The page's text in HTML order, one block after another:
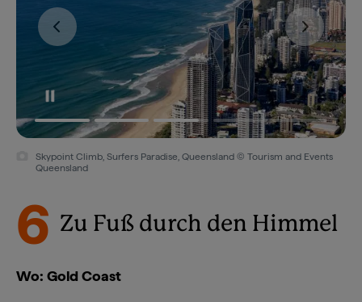
Skypoint Climb, Surfers Paradise, Queensland © Tourism and Events
Queensland
6 Zu Fuß durch den Himmel
Wo: Gold Coast